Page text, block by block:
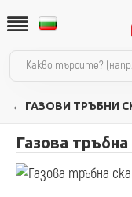
← ГАЗОВИ ТРЪБНИ
Газова